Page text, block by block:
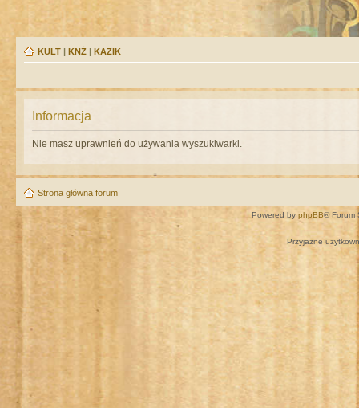
KULT | KNŻ | KAZIK
Informacja
Nie masz uprawnień do używania wyszukiwarki.
Strona główna forum
Powered by phpBB® Forum
Przyjazne